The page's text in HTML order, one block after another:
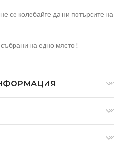
се колебайте да ни потърсите на
на едно място !